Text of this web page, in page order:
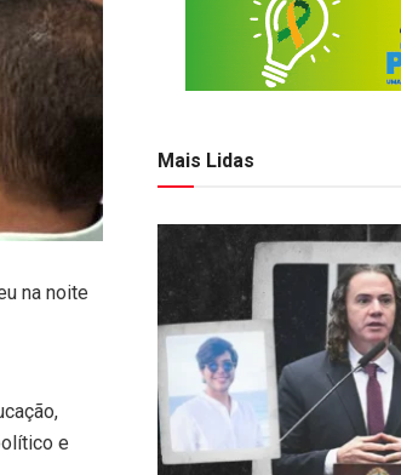
na noite
e
Mais Lidas